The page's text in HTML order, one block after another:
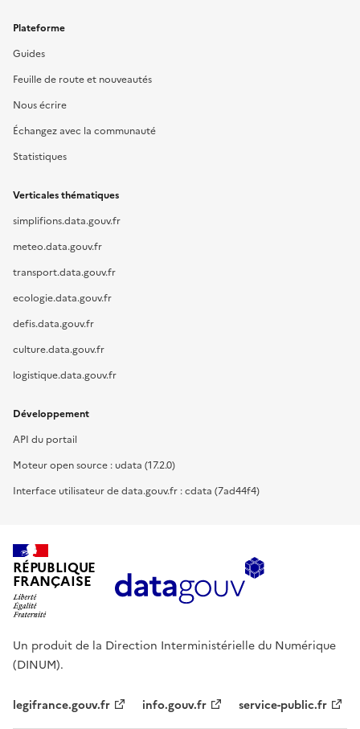
Plateforme
Guides
Feuille de route et nouveautés
Nous écrire
Échangez avec la communauté
Statistiques
Verticales thématiques
simplifions.data.gouv.fr
meteo.data.gouv.fr
transport.data.gouv.fr
ecologie.data.gouv.fr
defis.data.gouv.fr
culture.data.gouv.fr
logistique.data.gouv.fr
Développement
API du portail
Moteur open source : udata (17.2.0)
Interface utilisateur de data.gouv.fr : cdata (7ad44f4)
RÉPUBLIQUE
FRANÇAISE
Un produit de la Direction Interministérielle du Numérique
(DINUM).
legifrance.gouv.fr info.gouv.fr service-public.fr